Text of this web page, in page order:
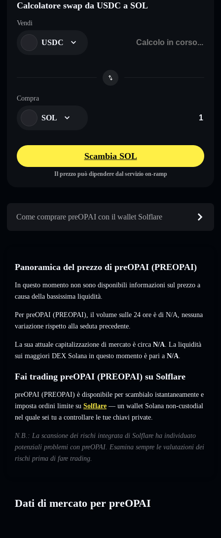
Calcolatore swap da USDC a SOL
Vendi
USDC
Compra
SOL
Scambia SOL
Il prezzo può dipendere dal servizio on-ramp
Come comprare preOPAI con il wallet Solflare
Panoramica del prezzo di preOPAI (PREOPAI)
In questo momento non sono disponibili informazioni sul prezzo a
causa della bassissima liquidità.
Per preOPAI (PREOPAI), il volume sulle 24 ore è di N/A, nessuna
variazione rispetto alla seduta precedente.
La sua attuale capitalizzazione di mercato è circa N/A. La liquidità
sui maggiori DEX Solana in questo momento è pari a N/A.
Fai trading preOPAI (PREOPAI) su Solflare
preOPAI (PREOPAI) è disponibile per scambialo istantaneamente e
imposta ordini limite su Solflare — un wallet Solana non-custodial
nel quale sei tu a controllare le tue chiavi private.
N.B.: La scansione dei rischi integrata di Solflare ha individuato
potenziali problemi con preOPAI. Esamina sempre le valutazioni dei
rischi prima di fare trading.
Dati di mercato per preOPAI